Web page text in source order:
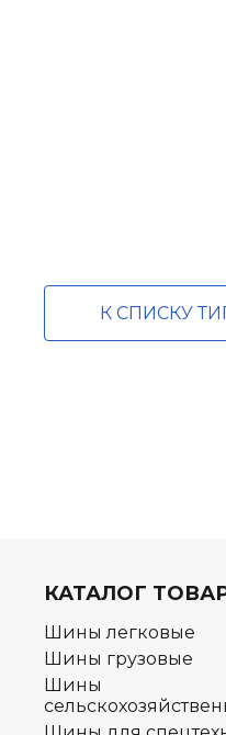
К СПИСКУ
КАТАЛОГ
Шины легковые
Шины грузовые
Шины